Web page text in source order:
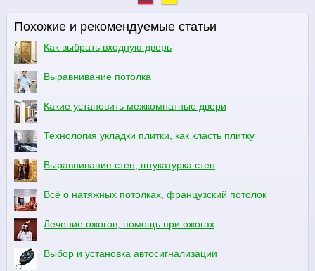
Похожие и рекомендуемые статьи
Как выбрать входную дверь
Выравнивание потолка
Какие установить межкомнатные двери
Технология укладки плитки, как класть плитку
Выравнивание стен, штукатурка стен
Всё о натяжных потолках, французский потолок
Лечение ожогов, помощь при ожогах
Выбор и установка автосигнализации